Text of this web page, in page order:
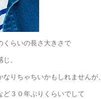
くらいの長さ大きさで
。
りちゃちいかもしれませんが、
ど３０年ぶりくらいでして